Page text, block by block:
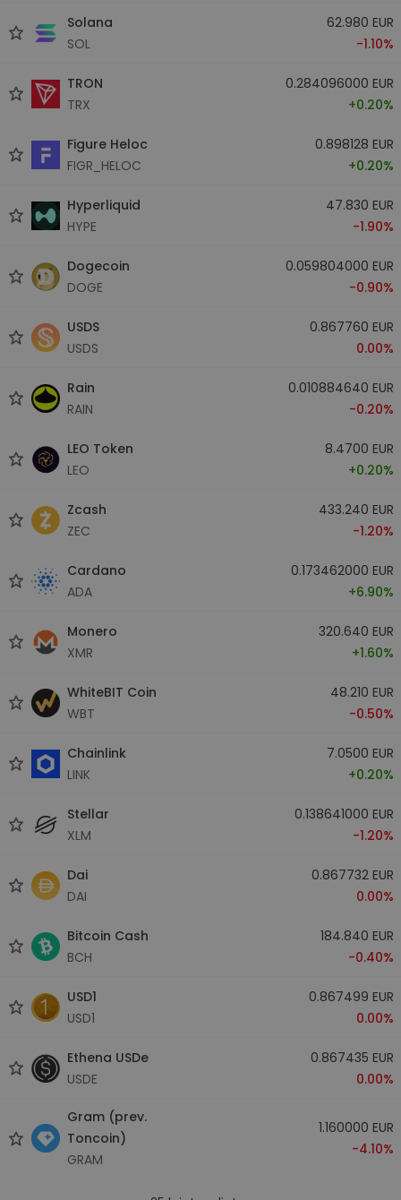
Solana
SOL
62.980 EUR
-1.10%
TRON
TRX
0.284096000 EUR
+0.20%
Figure Heloc
FIGR_HELOC
0.898128 EUR
+0.20%
Hyperliquid
HYPE
47.830 EUR
-1.90%
Dogecoin
DOGE
0.059804000 EUR
-0.90%
USDS
USDS
0.867760 EUR
0.00%
Rain
RAIN
0.010884640 EUR
-0.20%
LEO Token
LEO
8.4700 EUR
+0.20%
Zcash
ZEC
433.240 EUR
-1.20%
Cardano
ADA
0.173462000 EUR
+6.90%
Monero
XMR
320.640 EUR
+1.60%
WhiteBIT Coin
WBT
48.210 EUR
-0.50%
Chainlink
LINK
7.0500 EUR
+0.20%
Stellar
XLM
0.138641000 EUR
-1.20%
Dai
DAI
0.867732 EUR
0.00%
Bitcoin Cash
BCH
184.840 EUR
-0.40%
USD1
USD1
0.867499 EUR
0.00%
Ethena USDe
USDE
0.867435 EUR
0.00%
Gram (prev.
Toncoin)
GRAM
1.160000 EUR
-4.10%